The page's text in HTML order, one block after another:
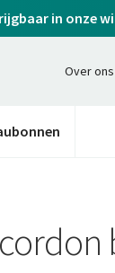
in onze
Over ons